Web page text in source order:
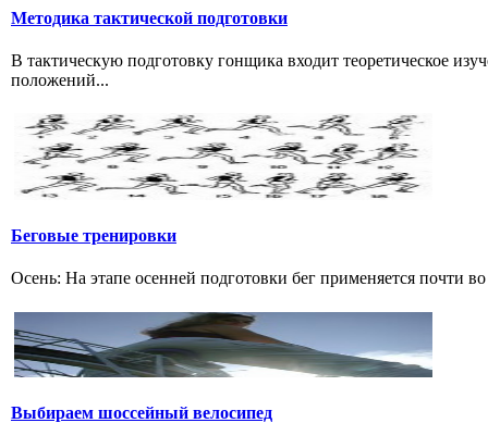
Методика тактической подготовки
В тактическую подготовку гонщика входит теоретическое
положений...
Беговые тренировки
Осень: На этапе осенней подготовки бег применяется почти
Выбираем шосcейный велосипед